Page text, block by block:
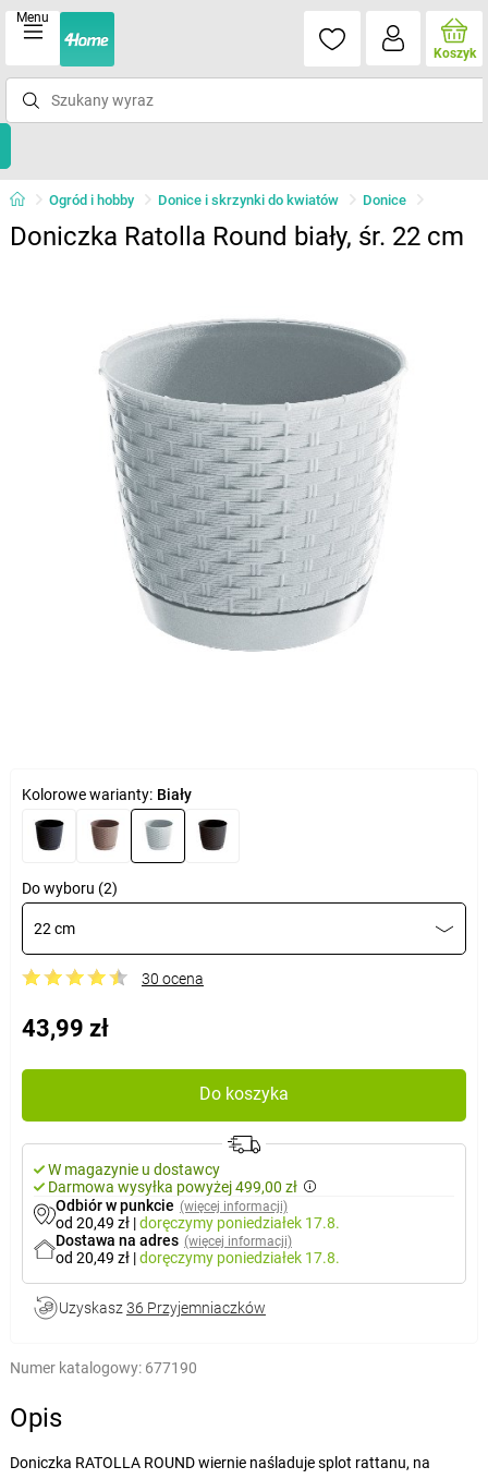
Menu
Koszyk
Ogród i hobby Donice i skrzynki do kwiatów Donice
Doniczka Ratolla Round biały, śr. 22 cm
Kolorowe warianty: Biały
Do wyboru (2)
22 cm
30 ocena
43,99 zł
Do koszyka
W magazynie u dostawcy
Darmowa wysyłka powyżej 499,00 zł
Odbiór w punkcie (więcej informacji)
od 20,49 zł |doręczymy poniedziałek 17.8.
Dostawa na adres (więcej informacji)
od 20,49 zł |doręczymy poniedziałek 17.8.
Uzyskasz 36 Przyjemniaczków
Numer katalogowy: 677190
Opis
Doniczka RATOLLA ROUND wiernie naśladuje splot rattanu, na